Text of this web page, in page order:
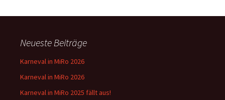
Neueste Beiträge
Karneval in MiRo 2026
Karneval in MiRo 2026
Karneval in MiRo 2025 fällt aus!